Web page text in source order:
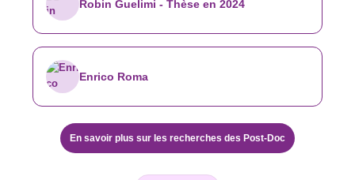
Robin Guelimi - Thèse en 2024
Enrico Roma
En savoir plus sur les recherches des Post-Doc